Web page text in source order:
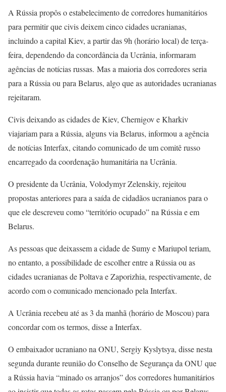
A Rússia propôs o estabelecimento de corredores humanitários
para permitir que civis deixem cinco cidades ucranianas,
incluindo a capital Kiev, a partir das 9h (horário local) de terça-
feira, dependendo da concordância da Ucrânia, informaram
agências de notícias russas. Mas a maioria dos corredores seria
para a Rússia ou para Belarus, algo que as autoridades ucranianas
rejeitaram.
Civis deixando as cidades de Kiev, Chernigov e Kharkiv
viajariam para a Rússia, alguns via Belarus, informou a agência
de notícias Interfax, citando comunicado de um comitê russo
encarregado da coordenação humanitária na Ucrânia.
O presidente da Ucrânia, Volodymyr Zelenskiy, rejeitou
propostas anteriores para a saída de cidadãos ucranianos para o
que ele descreveu como “território ocupado” na Rússia e em
Belarus.
As pessoas que deixassem a cidade de Sumy e Mariupol teriam,
no entanto, a possibilidade de escolher entre a Rússia ou as
cidades ucranianas de Poltava e Zaporizhia, respectivamente, de
acordo com o comunicado mencionado pela Interfax.
A Ucrânia recebeu até as 3 da manhã (horário de Moscou) para
concordar com os termos, disse a Interfax.
O embaixador ucraniano na ONU, Sergiy Kyslytsya, disse nesta
segunda durante reunião do Conselho de Segurança da ONU que
a Rússia havia “minado os arranjos” dos corredores humanitários